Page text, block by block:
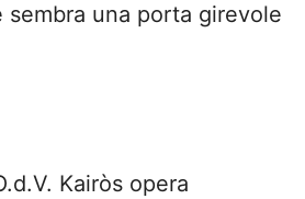
sembra una porta girevole
Kairòs opera